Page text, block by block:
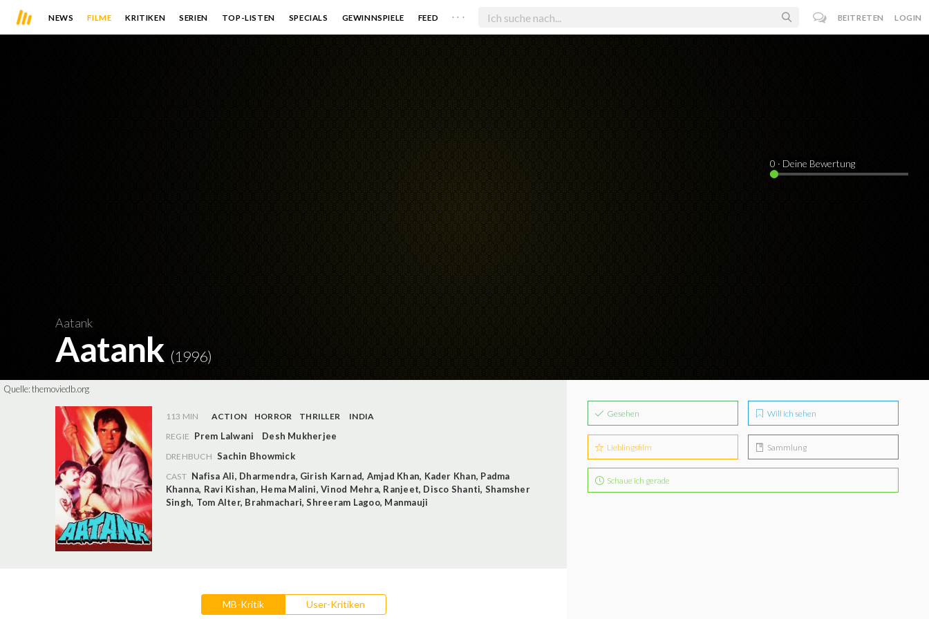
NEWS FILME KRITIKEN SERIEN TOP-LISTEN SPECIALS GEWINNSPIELE FEED . . . BEITRETEN LOGIN
Aatank
Aatank (1996)
0 · Deine Bewertung
Quelle:themoviedb.org
113 MIN ACTION HORROR THRILLER
INDIA
REGIE Prem Lalwani Desh Mukherjee
DREHBUCH Sachin Bhowmick
CAST Nafisa Ali, Dharmendra, Girish Karnad, Amjad Khan, Kader Khan, Padma
Khanna, Ravi Kishan, Hema Malini,Vinod Mehra, Ranjeet, Disco Shanti, Shamsher
Singh, Tom Alter, Brahmachari,Shreeram Lagoo, Manmauji
MB-Kritik User-Kritiken
Gesehen Will ich sehen
Lieblingsfilm Sammlung
Schaue ich gerade